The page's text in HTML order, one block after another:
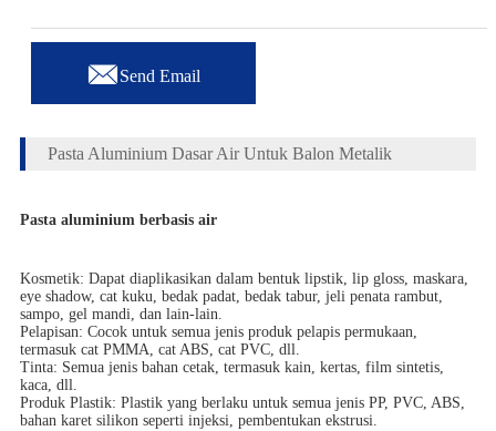
Send Email
Pasta Aluminium Dasar Air Untuk Balon Metalik
Pasta aluminium berbasis air
Kosmetik: Dapat diaplikasikan dalam bentuk lipstik, lip gloss, maskara,
eye shadow, cat kuku, bedak padat, bedak tabur, jeli penata rambut,
sampo, gel mandi, dan lain-lain.
Pelapisan: Cocok untuk semua jenis produk pelapis permukaan,
termasuk cat PMMA, cat ABS, cat PVC, dll.
Tinta: Semua jenis bahan cetak, termasuk kain, kertas, film sintetis,
kaca, dll.
Produk Plastik: Plastik yang berlaku untuk semua jenis PP, PVC, ABS,
bahan karet silikon seperti injeksi, pembentukan ekstrusi.